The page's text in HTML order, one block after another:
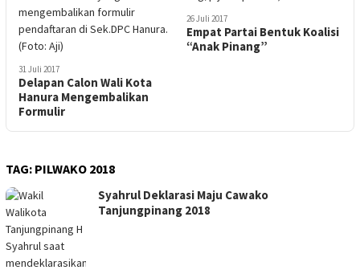
31 Juli 2017
Delapan Calon Wali Kota
Hanura Mengembalikan
Formulir
26 Juli 2017
Empat Partai Bentuk Koalisi
“Anak Pinang”
TAG: PILWAKO 2018
Syahrul Deklarasi Maju Cawako
Tanjungpinang 2018